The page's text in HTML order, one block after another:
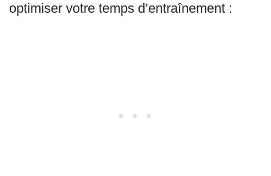
optimiser votre temps d’entraînement :